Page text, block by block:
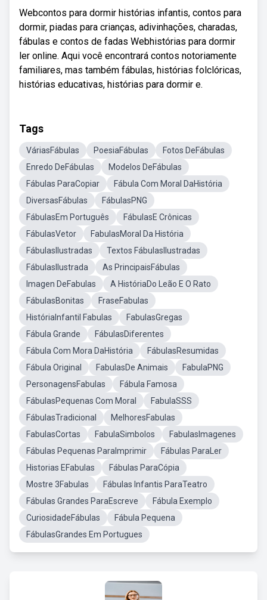
Webcontos para dormir histórias infantis, contos para
dormir, piadas para crianças, adivinhações, charadas,
fábulas e contos de fadas Webhistórias para dormir
ler online. Aqui você encontrará contos notoriamente
familiares, mas também fábulas, histórias folclóricas,
histórias educativas, histórias para dormir e.
Tags
VáriasFábulas PoesiaFábulas
Fotos DeFábulas
Enredo DeFábulas
Modelos DeFábulas
Fábulas ParaCopiar
Fábula Com Moral DaHistória
DiversasFábulas
FábulasPNG
FábulasEm Português
FábulasE Crônicas
FábulasVetor
FabulasMoral Da História
FábulasIlustradas
Textos FábulasIlustradas
FábulasIlustrada
As PrincipaisFábulas
Imagen DeFabulas
A HistóriaDo Leão E O Rato
FábulasBonitas
FraseFabulas
HistóriaInfantil Fabulas
FabulasGregas
Fábula Grande
FábulasDiferentes
Fábula Com Mora DaHistória
FábulasResumidas
Fábula Original
FabulasDe Animais
FabulaPNG
PersonagensFabulas
Fábula Famosa
FábulasPequenas Com Moral
FabulaSSS
FábulasTradicional
MelhoresFabulas
FabulasCortas
FabulaSimbolos
FabulasImagenes
Fábulas Pequenas ParaImprimir
Fábulas ParaLer
Historias EFabulas
Fábulas ParaCópia
Mostre 3Fabulas
Fábulas Infantis ParaTeatro
Fábulas Grandes ParaEscreve
Fábula Exemplo
CuriosidadeFábulas
Fábula Pequena
FábulasGrandes Em Portugues